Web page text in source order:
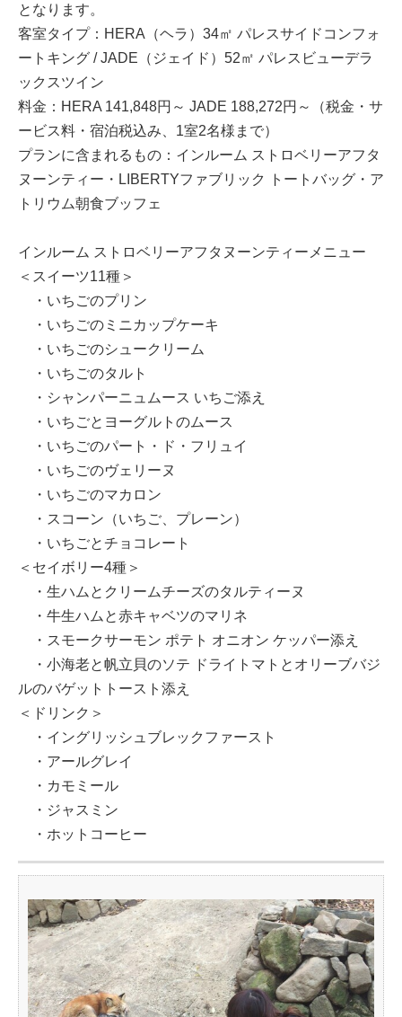
となります。
客室タイプ：HERA（ヘラ）34㎡ パレスサイドコンフォ
ートキング / JADE（ジェイド）52㎡ パレスビューデラ
ックスツイン
料金：HERA 141,848円～ JADE 188,272円～（税金・サ
ービス料・宿泊税込み、1室2名様まで）
プランに含まれるもの：インルーム ストロベリーアフタ
ヌーンティー・LIBERTYファブリック トートバッグ・ア
トリウム朝食ブッフェ
インルーム ストロベリーアフタヌーンティーメニュー
＜スイーツ11種＞
・いちごのプリン
・いちごのミニカップケーキ
・いちごのシュークリーム
・いちごのタルト
・シャンパーニュムース いちご添え
・いちごとヨーグルトのムース
・いちごのパート・ド・フリュイ
・いちごのヴェリーヌ
・いちごのマカロン
・スコーン（いちご、プレーン）
・いちごとチョコレート
＜セイボリー4種＞
・生ハムとクリームチーズのタルティーヌ
・牛生ハムと赤キャベツのマリネ
・スモークサーモン ポテト オニオン ケッパー添え
・小海老と帆立貝のソテ ドライトマトとオリーブバジ
ルのバゲットトースト添え
＜ドリンク＞
・イングリッシュブレックファースト
・アールグレイ
・カモミール
・ジャスミン
・ホットコーヒー